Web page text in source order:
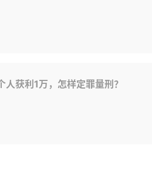
获利1万，怎样定罪量刑？